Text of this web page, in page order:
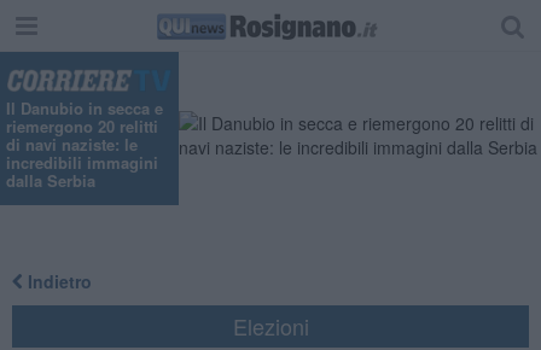
Il Danubio in secca e
riemergono 20 relitti
di navi naziste: le
incredibili immagini
dalla Serbia
Indietro
Elezioni